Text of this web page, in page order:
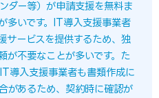
ダー等）が申請支援を無料ま
多いです。IT導入支援事業者
サービスを提供するため、独
が不要なことが多いです。た
導入支援事業者も書類作成に
があるため、契約時に確認が